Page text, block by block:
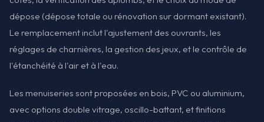
dépose (dépose totale ou rénovation sur dormant existant).
Le remplacement inclut l'ajustement des ouvrants, les
réglages de charnières, la gestion des jeux, et le contrôle de
l'étanchéité à l'air et à l'eau.
Les menuiseries sont proposées en bois, PVC ou aluminium,
avec options double vitrage, oscillo-battant, et finitions